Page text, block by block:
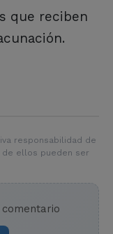
que reciben
responsabilidad de
de ellos pueden ser